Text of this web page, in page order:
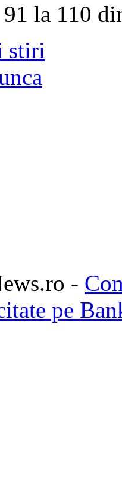
la 110
stiri
-
pe